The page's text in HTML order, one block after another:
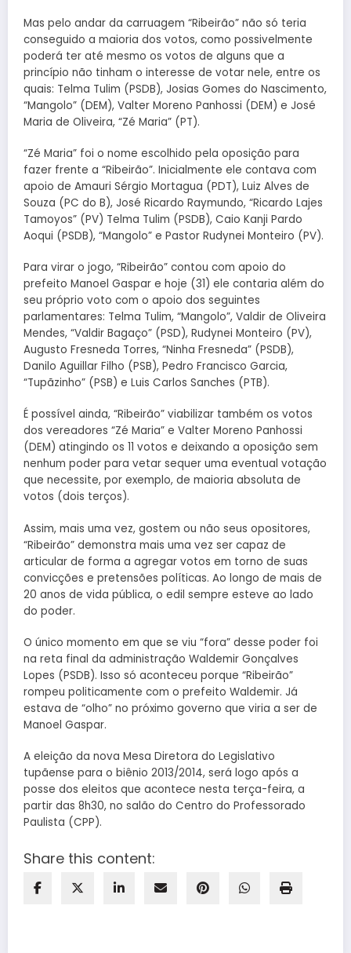
Mas pelo andar da carruagem “Ribeirão” não só teria
conseguido a maioria dos votos, como possivelmente
poderá ter até mesmo os votos de alguns que a
princípio não tinham o interesse de votar nele, entre os
quais: Telma Tulim (PSDB), Josias Gomes do Nascimento,
“Mangolo” (DEM), Valter Moreno Panhossi (DEM) e José
Maria de Oliveira, “Zé Maria” (PT).
“Zé Maria” foi o nome escolhido pela oposição para
fazer frente a “Ribeirão”. Inicialmente ele contava com
apoio de Amauri Sérgio Mortagua (PDT), Luiz Alves de
Souza (PC do B), José Ricardo Raymundo, “Ricardo Lajes
Tamoyos” (PV) Telma Tulim (PSDB), Caio Kanji Pardo
Aoqui (PSDB), “Mangolo” e Pastor Rudynei Monteiro (PV).
Para virar o jogo, “Ribeirão” contou com apoio do
prefeito Manoel Gaspar e hoje (31) ele contaria além do
seu próprio voto com o apoio dos seguintes
parlamentares: Telma Tulim, “Mangolo”, Valdir de Oliveira
Mendes, “Valdir Bagaço” (PSD), Rudynei Monteiro (PV),
Augusto Fresneda Torres, “Ninha Fresneda” (PSDB),
Danilo Aguillar Filho (PSB), Pedro Francisco Garcia,
“Tupãzinho” (PSB) e Luis Carlos Sanches (PTB).
É possível ainda, “Ribeirão” viabilizar também os votos
dos vereadores “Zé Maria” e Valter Moreno Panhossi
(DEM) atingindo os 11 votos e deixando a oposição sem
nenhum poder para vetar sequer uma eventual votação
que necessite, por exemplo, de maioria absoluta de
votos (dois terços).
Assim, mais uma vez, gostem ou não seus opositores,
“Ribeirão” demonstra mais uma vez ser capaz de
articular de forma a agregar votos em torno de suas
convicções e pretensões políticas. Ao longo de mais de
20 anos de vida pública, o edil sempre esteve ao lado
do poder.
O único momento em que se viu “fora” desse poder foi
na reta final da administração Waldemir Gonçalves
Lopes (PSDB). Isso só aconteceu porque “Ribeirão”
rompeu politicamente com o prefeito Waldemir. Já
estava de “olho” no próximo governo que viria a ser de
Manoel Gaspar.
A eleição da nova Mesa Diretora do Legislativo
tupãense para o biênio 2013/2014, será logo após a
posse dos eleitos que acontece nesta terça-feira, a
partir das 8h30, no salão do Centro do Professorado
Paulista (CPP).
Share this content: